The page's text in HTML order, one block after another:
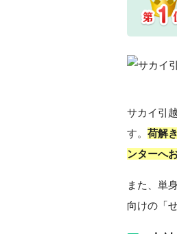
サカイ引
す。 荷解
ンターへ
また、単
向けの「